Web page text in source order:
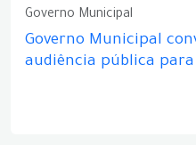
Governo Municipal
Governo Municipal
audiência pública para